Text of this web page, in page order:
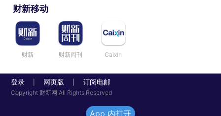
财新移动
财新 财新周刊 Caixin
登录 网页版 订阅电邮
Copyright 财新网 All Rights Reserved
App 内打开